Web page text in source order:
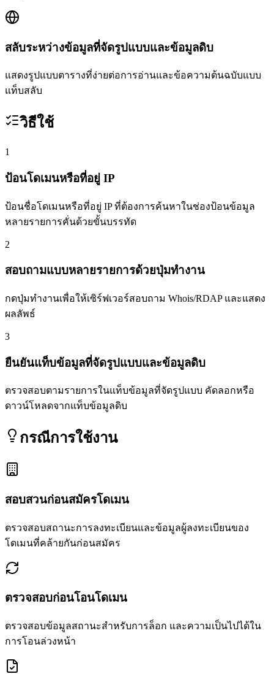
สลับระหว่างข้อมูลที่จัดรูปแบบและข้อมูลดิบ
แสดงรูปแบบตารางที่ง่ายต่อการอ่านและข้อความต้นฉบับแบบ
แท็บสลับ
วิธีใช้
1
ป้อนโดเมนหรือที่อยู่ IP
ป้อนชื่อโดเมนหรือที่อยู่ IP ที่ต้องการค้นหาในช่องป้อนข้อมูล
หลายรายการคั่นด้วยขั้นบรรทัด
2
สอบถามแบบหลายรายการด้วยปุ่มทำงาน
กดปุ่มทำงานเพื่อให้เซิร์ฟเวอร์สอบถาม Whois/RDAP และแสดง
ผลลัพธ์
3
ยืนยันแท็บข้อมูลที่จัดรูปแบบและข้อมูลดิบ
ตรวจสอบตามรายการในแท็บข้อมูลที่จัดรูปแบบ คัดลอกหรือ
ดาวน์โหลดจากแท็บข้อมูลดิบ
กรณีการใช้งาน
สอบสวนก่อนสมัครโดเมน
ตรวจสอบสถานะการลงทะเบียนและข้อมูลผู้ลงทะเบียนของ
โดเมนที่คล้ายกันก่อนสมัคร
ตรวจสอบก่อนโอนโดเมน
ตรวจสอบข้อมูลสถานะสำหรับการล็อก และความเป็นไปได้ใน
การโอนล่วงหน้า